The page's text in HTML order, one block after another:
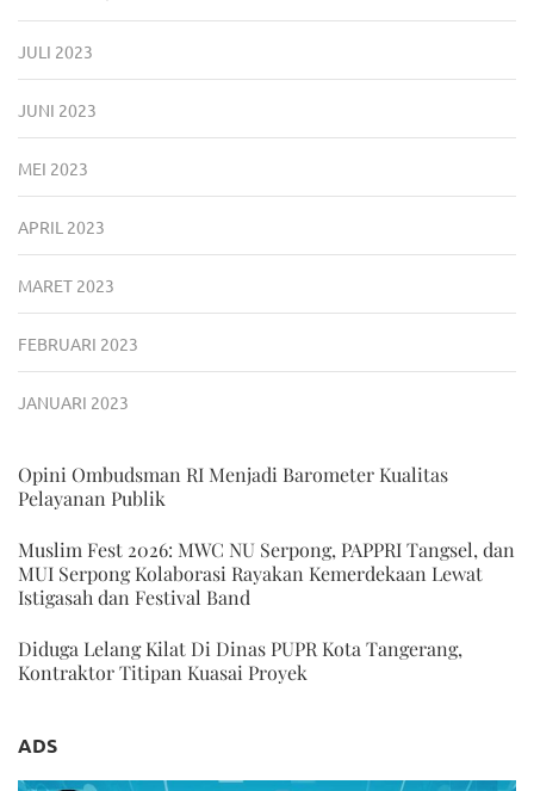
JULI 2023
JUNI 2023
MEI 2023
APRIL 2023
MARET 2023
FEBRUARI 2023
JANUARI 2023
Opini Ombudsman RI Menjadi Barometer Kualitas
Pelayanan Publik
Muslim Fest 2026: MWC NU Serpong, PAPPRI Tangsel, dan
MUI Serpong Kolaborasi Rayakan Kemerdekaan Lewat
Istigasah dan Festival Band
Diduga Lelang Kilat Di Dinas PUPR Kota Tangerang,
Kontraktor Titipan Kuasai Proyek
ADS